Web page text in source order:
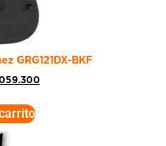
GRG121DX-BKF